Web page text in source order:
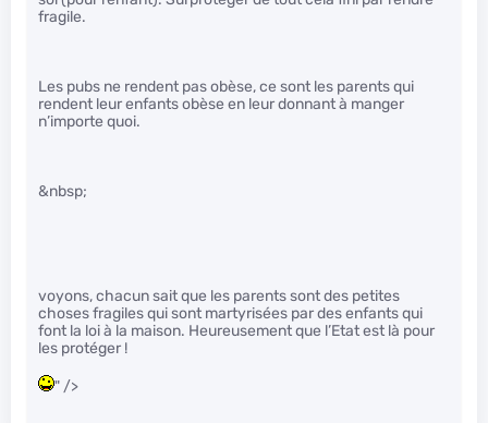
fragile.
Les pubs ne rendent pas obèse, ce sont les parents qui
rendent leur enfants obèse en leur donnant à manger
n’importe quoi.
&nbsp;
voyons, chacun sait que les parents sont des petites
choses fragiles qui sont martyrisées par des enfants qui
font la loi à la maison. Heureusement que l’Etat est là pour
les protéger !
" />